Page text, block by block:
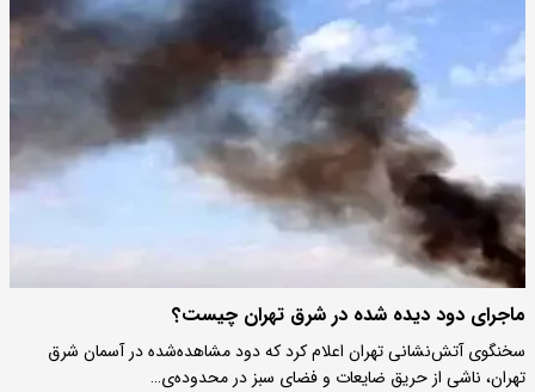
ماجرای دود دیده شده در شرق تهران چیست؟
سخنگوی آتش‌نشانی تهران اعلام کرد که دود مشاهده‌شده در آسمان شرق
تهران، ناشی از حریق ضایعات و فضای سبز در محدوده‌ی…